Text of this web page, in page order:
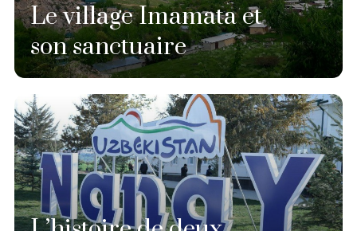
Le village Imamata et
son sanctuaire